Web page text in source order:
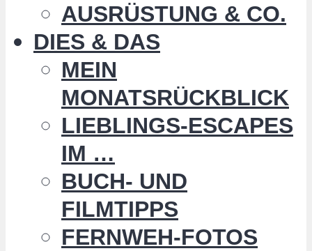
AUSRÜSTUNG & CO.
DIES & DAS
MEIN
MONATSRÜCKBLICK
LIEBLINGS-ESCAPES
IM …
BUCH- UND
FILMTIPPS
FERNWEH-FOTOS